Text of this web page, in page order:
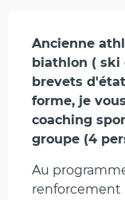
Ancienne
biathlon (
brevets
forme, je
coaching
groupe (4
Au
renforcement